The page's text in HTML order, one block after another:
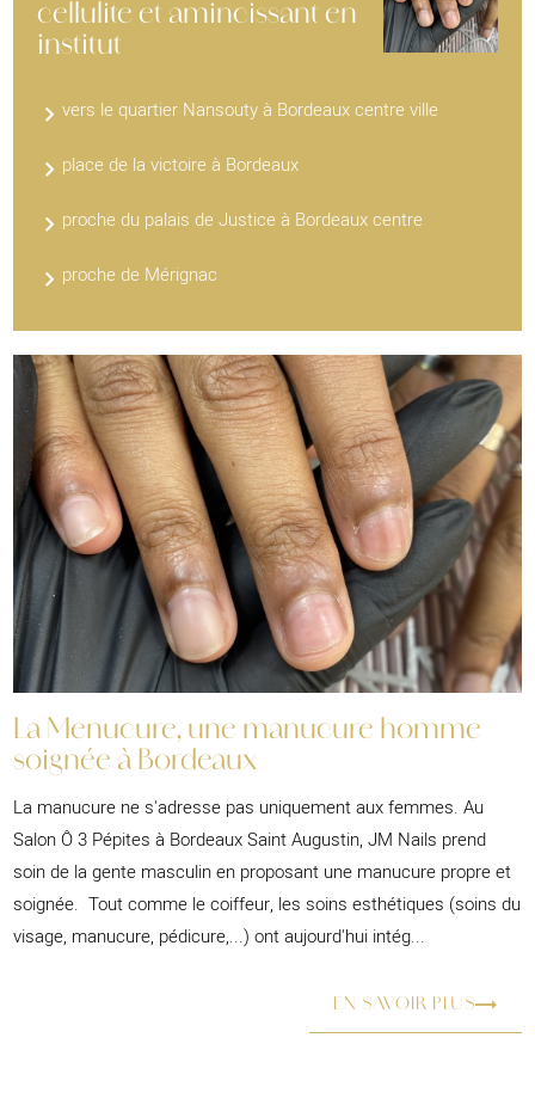
cellulite et amincissant en
institut
vers le quartier Nansouty à Bordeaux centre ville
place de la victoire à Bordeaux
proche du palais de Justice à Bordeaux centre
proche de Mérignac
La Menucure, une manucure homme
soignée à Bordeaux
La manucure ne s'adresse pas uniquement aux femmes. Au
Salon Ô 3 Pépites à Bordeaux Saint Augustin, JM Nails prend
soin de la gente masculin en proposant une manucure propre et
soignée. Tout comme le coiffeur, les soins esthétiques (soins du
visage, manucure, pédicure,...) ont aujourd'hui intég...
EN SAVOIR PLUS